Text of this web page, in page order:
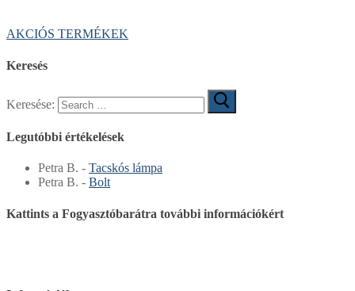
AKCIÓS TERMÉKEK
Keresés
Keresése:
Legutóbbi értékelések
Petra B. - Tacskós lámpa
Petra B. - Bolt
Kattints a Fogyasztóbarátra további információkért